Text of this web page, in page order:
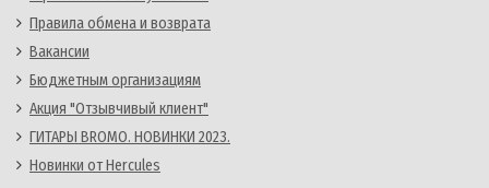
Правила обмена и возврата
Вакансии
Бюджетным организациям
Акция "Отзывчивый клиент"
ГИТАРЫ BROMO. НОВИНКИ 2023.
Новинки от Hercules